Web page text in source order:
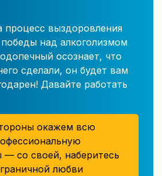
процесс выздоровления
над алкоголизмом
осознает, что
сделали, он будет вам
Давайте работать
окажем всю
со своей, наберитесь
любви